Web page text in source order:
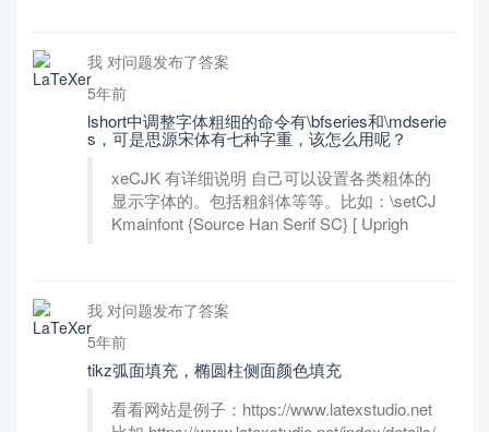
我 对问题发布了答案
5年前
lshort中调整字体粗细的命令有\bfseries和\mdserie
s，可是思源宋体有七种字重，该怎么用呢？
xeCJK 有详细说明 自己可以设置各类粗体的
显示字体的。包括粗斜体等等。比如：\setCJ
Kmainfont {Source Han Serif SC} [ Uprigh
我 对问题发布了答案
5年前
tikz弧面填充，椭圆柱侧面颜色填充
看看网站是例子：https://www.latexstudio.net